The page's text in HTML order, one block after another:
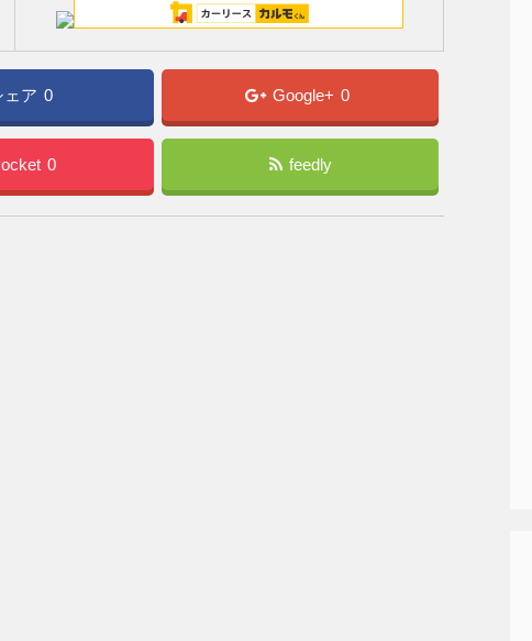
ェア 0 Google+ 0
0 feedly